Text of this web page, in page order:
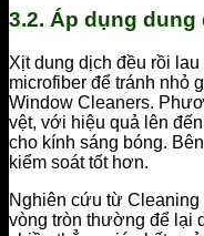
3.2. Áp dụng
Xịt dung dịch đều rồi
microfiber để tránh nhỏ
Window Cleaners.
vệt, với hiệu quả lên
cho kính sáng bóng.
kiểm soát tốt hơn.
Nghiên cứu từ Cleaning
vòng tròn thường để lại